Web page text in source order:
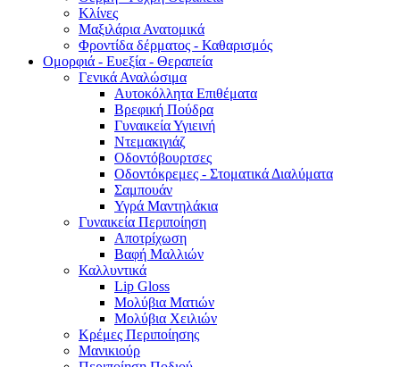
Κλίνες
Μαξιλάρια Ανατομικά
Φροντίδα δέρματος - Καθαρισμός
Ομορφιά - Ευεξία - Θεραπεία
Γενικά Αναλώσιμα
Αυτοκόλλητα Επιθέματα
Βρεφική Πούδρα
Γυναικεία Υγιεινή
Ντεμακιγιάζ
Οδοντόβουρτσες
Οδοντόκρεμες - Στοματικά Διαλύματα
Σαμπουάν
Υγρά Μαντηλάκια
Γυναικεία Περιποίηση
Αποτρίχωση
Βαφή Μαλλιών
Καλλυντικά
Lip Gloss
Μολύβια Ματιών
Μολύβια Χειλιών
Κρέμες Περιποίησης
Μανικιούρ